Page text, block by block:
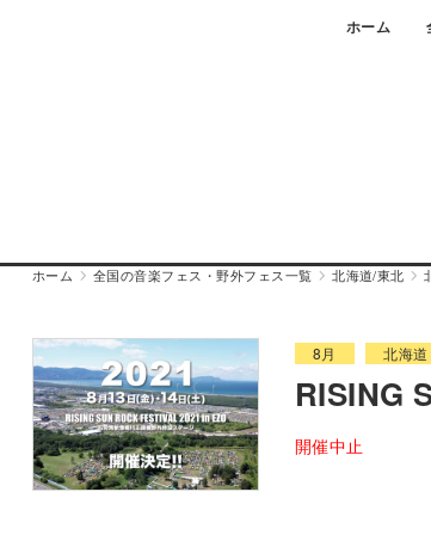
ホーム
ホーム 全国の音楽フェス・野外フェス一覧 北海道/東北
8月 北海道
RISING
開催中止